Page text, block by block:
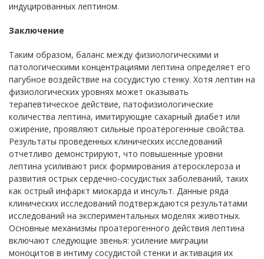
индуцированных лептином.
Заключение
Таким образом, баланс между физиологическими и
патологическими концентрациями лептина определяет его
пагубное воздействие на сосудистую стенку. Хотя лептин на
физиологических уровнях может оказывать
терапевтическое действие, патофизиологические
количества лептина, имитирующие сахарный диабет или
ожирение, проявляют сильные проатерогенные свойства.
Результаты проведенных клинических исследований
отчетливо демонстрируют, что повышенные уровни
лептина усиливают риск формирования атеросклероза и
развития острых сердечно-сосудистых заболеваний, таких
как острый инфаркт миокарда и инсульт. Данные ряда
клинических исследований подтверждаются результатами
исследований на экспериментальных моделях животных.
Основные механизмы проатерогенного действия лептина
включают следующие звенья: усиление миграции
моноцитов в интиму сосудистой стенки и активация их